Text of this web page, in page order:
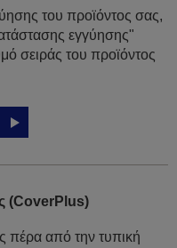
του προϊόντος σας,
εγγύησης"
σειράς του προϊόντος
(CoverPlus)
πέρα από την τυπική